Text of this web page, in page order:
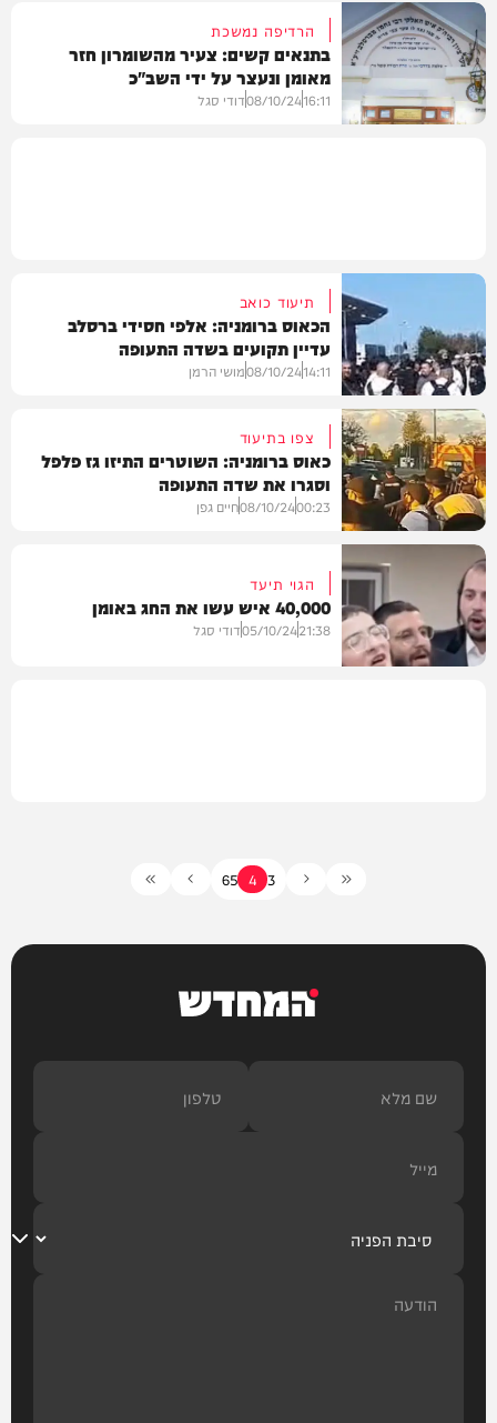
חדשות
הרדיפה נמשכת
בתנאים קשים: צעיר מהשומרון חזר
מאומן ונעצר על ידי השב"כ
16:11
08/10/24דודי סגל
בחצרות הקודש
תיעוד כואב
הכאוס ברומניה: אלפי חסידי ברסלב
עדיין תקועים בשדה התעופה
14:11
08/10/24מושי הרמן
חדשות
צפו בתיעוד
כאוס ברומניה: השוטרים התיזו גז פלפל
וסגרו את שדה התעופה
00:23
08/10/24חיים גפן
הגוי תיעד
40,000 איש עשו את החג באומן
21:38
05/10/24דודי סגל
3
4
5
6
המחדש